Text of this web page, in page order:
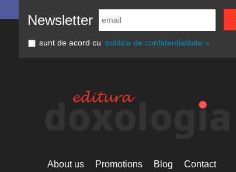
Newsletter
sunt de acord cu politica de confidențialitate »
About us Promotions Blog Contact